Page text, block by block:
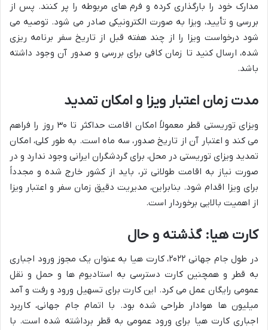
مدارک خود را بارگذاری کرده و فرم های مربوطه را پر کنند. پس از
بررسی و تأیید، ویزا به صورت الکترونیکی صادر می شود. توصیه می
شود درخواست ویزا را از چند هفته قبل از تاریخ سفر برنامه ریزی
شده، ارسال کنید تا زمان کافی برای بررسی و صدور آن وجود داشته
باشد.
مدت زمان اعتبار ویزا و امکان تمدید
ویزای توریستی قطر معمولاً امکان اقامت حداکثر تا ۳۰ روز را فراهم
می کند و اعتبار آن از تاریخ صدور، سه ماه است. به طور کلی، امکان
تمدید ویزای توریستی در محل، برای گردشگران ایرانی وجود ندارد و در
صورت نیاز به اقامت طولانی تر، باید از کشور خارج شده و مجدداً
برای ویزا اقدام شود. بنابراین، مدیریت دقیق زمان سفر و اعتبار ویزا
از اهمیت بالایی برخوردار است.
کارت هیا: گذشته و حال
در طول جام جهانی ۲۰۲۲، کارت هیا به عنوان یک مجوز ورود اجباری
به قطر و همچنین کارت دسترسی به استادیوم ها و حمل و نقل
عمومی رایگان عمل می کرد. این کارت برای تسهیل ورود و رفت و آمد
میلیون ها هوادار طراحی شده بود. با اتمام جام جهانی، کاربرد
اجباری کارت هیا برای ورود عمومی به قطر برداشته شده است. با